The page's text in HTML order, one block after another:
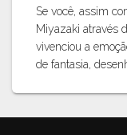
Se você, assim
Miyazaki através
vivenciou a
de fantasia,